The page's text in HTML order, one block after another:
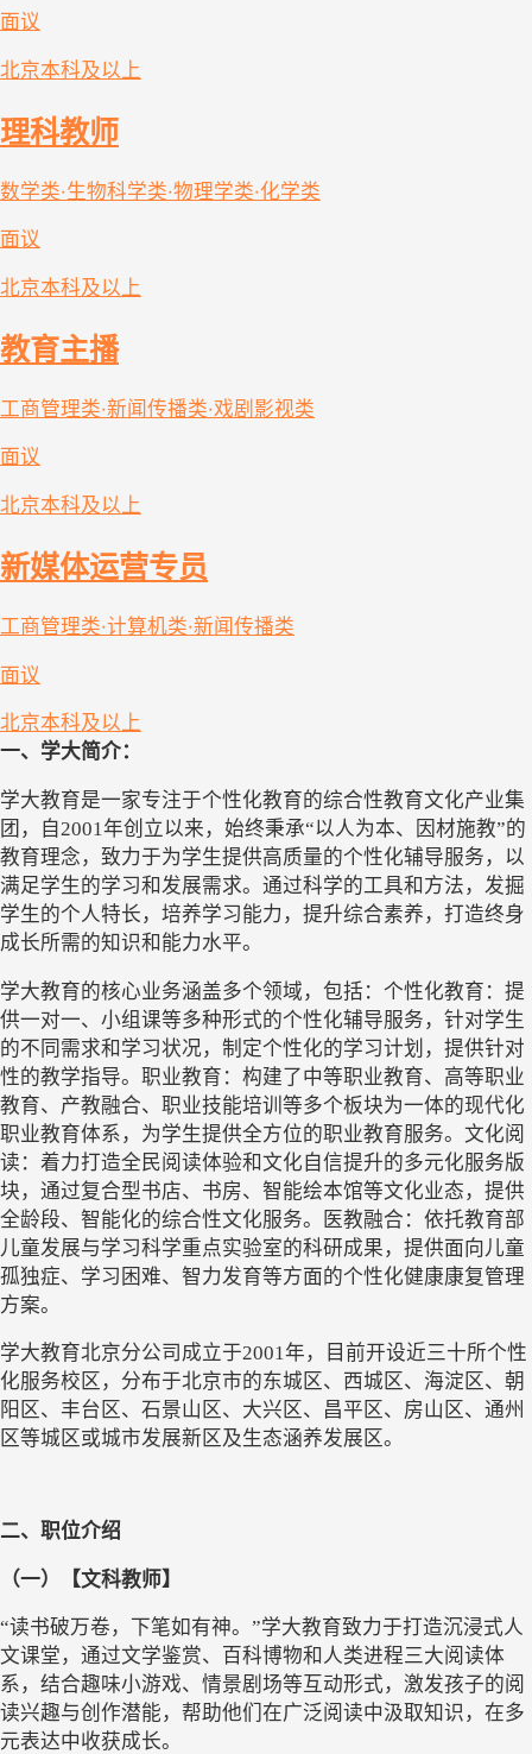
面议
北京本科及以上
理科教师
数学类·生物科学类·物理学类·化学类
面议
北京本科及以上
教育主播
工商管理类·新闻传播类·戏剧影视类
面议
北京本科及以上
新媒体运营专员
工商管理类·计算机类·新闻传播类
面议
北京本科及以上
一、学大简介：
学大教育是一家专注于个性化教育的综合性教育文化产业集
团，自2001年创立以来，始终秉承“以人为本、因材施教”的
教育理念，致力于为学生提供高质量的个性化辅导服务，以
满足学生的学习和发展需求。通过科学的工具和方法，发掘
学生的个人特长，培养学习能力，提升综合素养，打造终身
成长所需的知识和能力水平。
学大教育的核心业务涵盖多个领域，包括：个性化教育：提
供一对一、小组课等多种形式的个性化辅导服务，针对学生
的不同需求和学习状况，制定个性化的学习计划，提供针对
性的教学指导。职业教育：构建了中等职业教育、高等职业
教育、产教融合、职业技能培训等多个板块为一体的现代化
职业教育体系，为学生提供全方位的职业教育服务。文化阅
读：着力打造全民阅读体验和文化自信提升的多元化服务版
块，通过复合型书店、书房、智能绘本馆等文化业态，提供
全龄段、智能化的综合性文化服务。医教融合：依托教育部
儿童发展与学习科学重点实验室的科研成果，提供面向儿童
孤独症、学习困难、智力发育等方面的个性化健康康复管理
方案。
学大教育北京分公司成立于2001年，目前开设近三十所个性
化服务校区，分布于北京市的东城区、西城区、海淀区、朝
阳区、丰台区、石景山区、大兴区、昌平区、房山区、通州
区等城区或城市发展新区 及生态涵养发展区。
二、 职位介绍
（一） 【文科教师】
“读书破万卷，下笔如有神。 ”学大教育致力于打造沉浸式人
文课堂，通过文学鉴赏、百科博物和人类进程三大阅读体
系，结合趣味小游戏、情景剧场等互动形式，激发孩子的阅
读兴趣与创作潜能，帮助他们在广泛阅读中汲取知识，在多
元表达中收获成长。